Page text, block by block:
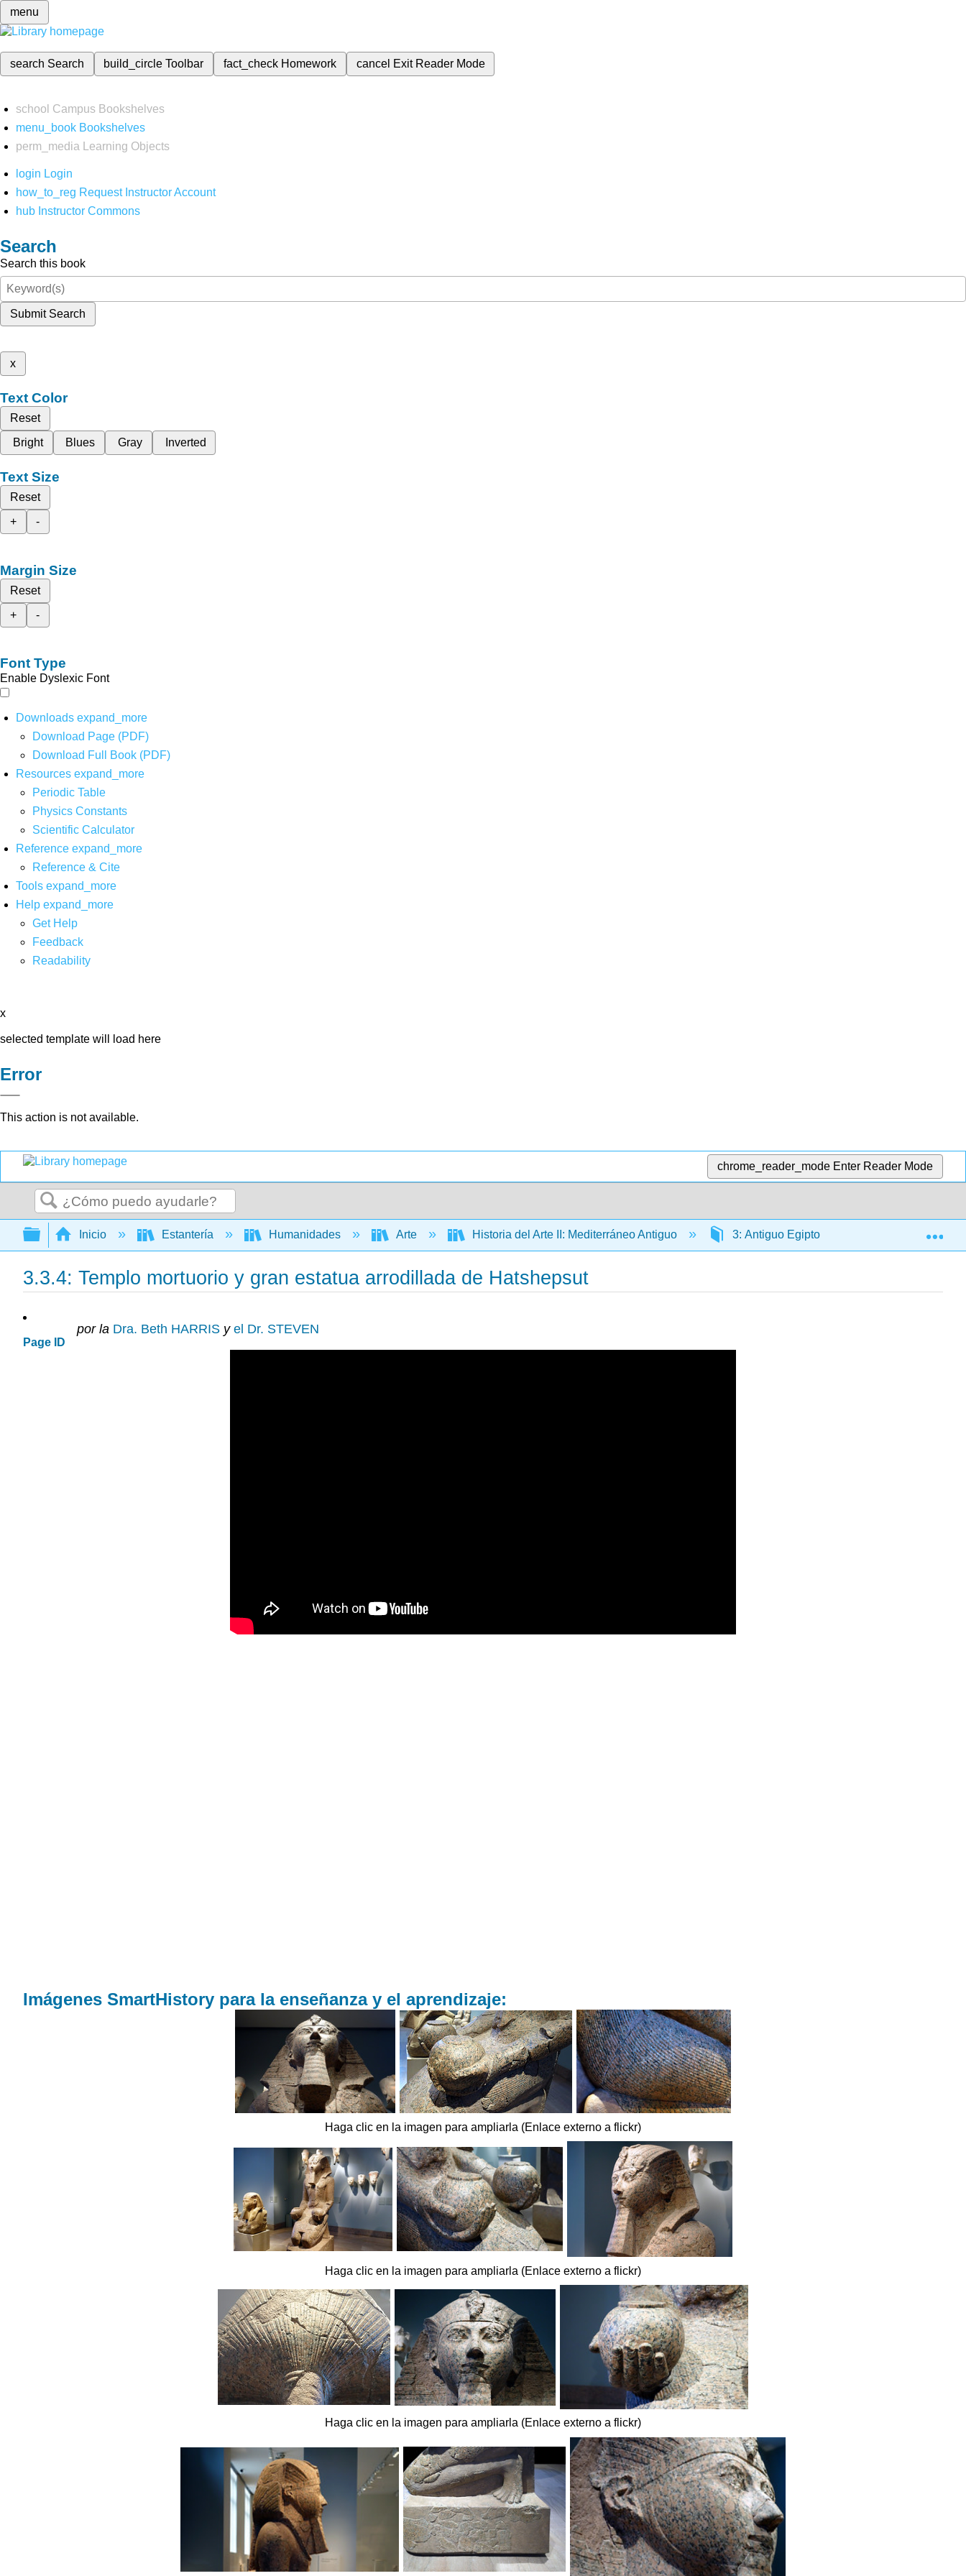
menu
search Search build_circleToolbar fact_check Homework cancel Exit Reader Mode
school Campus Bookshelves
menu_book Bookshelves
perm_media
Learning Objects
login Login
how_to_reg Request Instructor Account
hub Instructor Commons
Search
Search this book
Submit Search
x
Text Color
Reset
Bright
Blues Gray Inverted
Text Size
Reset
+
-
Margin Size
Reset
+
-
Font Type
Enable Dyslexic Font
Downloads expand_more
Download Page (PDF)
Download Full Book (PDF)
Resources expand_more
Periodic Table
Physics Constants
Scientific Calculator
Reference expand_more
Reference & Cite
Tools expand_more
Help expand_more
Get Help
Feedback
Readability
x
selected template will load here
Error
This action is not available.
chrome_reader_mode Enter Reader Mode
Buscar
Expandir/contraer jerarquía global
Inicio Estantería Humanidades Arte Historia del Arte II: Mediterráneo Antiguo 3: Antiguo Egipto 3.3: Medio y
3.3.4: Templo mortuorio y gran estatua arrodillada de Hatshepsut
Page ID
por la Dra. Beth HARRIS y el Dr. STEVEN
Imágenes SmartHistory para la enseñanza y el aprendizaje:
Haga clic en la imagen para ampliarla (Enlace externo a flickr)
Haga clic en la imagen para ampliarla (Enlace externo a flickr)
Haga clic en la imagen para ampliarla (Enlace externo a flickr)